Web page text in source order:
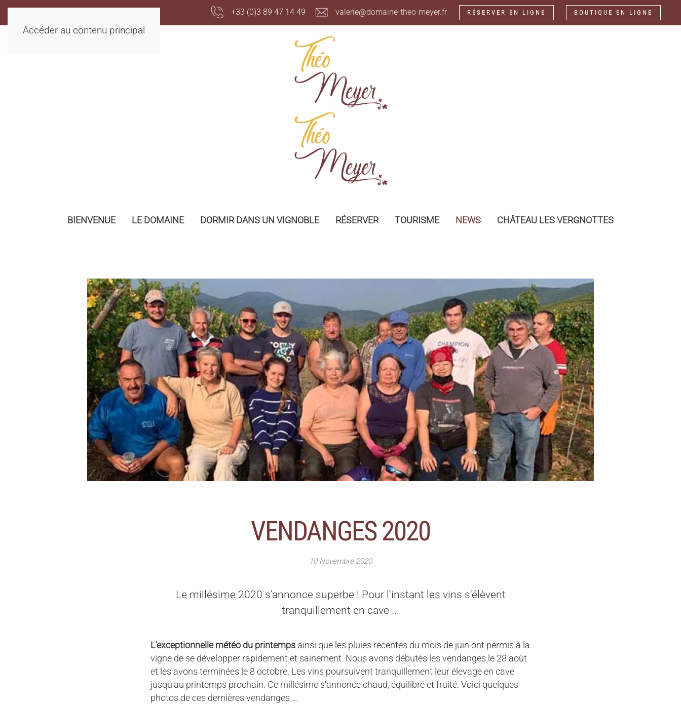
Accéder au contenu principal
+33 (0)3 89 47 14 49 valerie@domaine-theo-meyer.fr RÉSERVER EN LIGNE BOUTIQUE EN LIGNE
BIENVENUE LE DOMAINE DORMIR DANS UN VIGNOBLE RÉSERVER TOURISME NEWS CHÂTEAU LES VERGNOTTES
VENDANGES 2020
10 Novembre 2020
Le millésime 2020 s’annonce superbe ! Pour l'instant les vins s'élèvent
tranquillement en cave ...
L’exceptionnelle météo du printemps ainsi que les pluies récentes du mois de juin ont permis à la
vigne de se développer rapidement et sainement. Nous avons débutés les vendanges le 28 août
et les avons terminées le 8 octobre. Les vins poursuivent tranquillement leur élevage en cave
jusqu'au printemps prochain. Ce millésime s'annonce chaud, équilibré et fruité. Voici quelques
photos de ces dernières vendanges ...